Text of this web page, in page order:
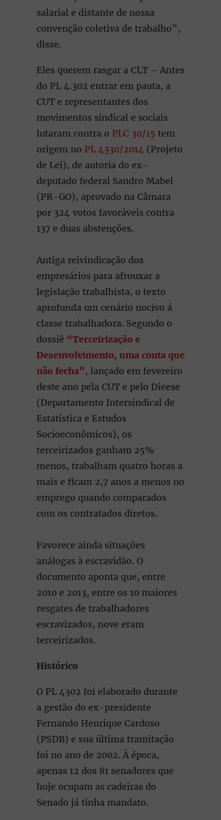
salarial e distante de nossa
convenção coletiva de trabalho”,
disse.
Eles querem rasgar a CLT – Antes
do PL 4.302 entrar em pauta, a
CUT e representantes dos
movimentos sindical e sociais
lutaram contra o PLC 30/15 tem
origem no PL 4330/2014 (Projeto
de Lei), de autoria do ex-
deputado federal Sandro Mabel
(PR-GO), aprovado na Câmara
por 324 votos favoráveis contra
137 e duas abstenções.
Antiga reivindicação dos
empresários para afrouxar a
legislação trabalhista, o texto
aprofunda um cenário nocivo á
classe trabalhadora. Segundo o
dossiê “Terceirização e
Desenvolvimento, uma conta que
não fecha”, lançado em fevereiro
deste ano pela CUT e pelo Dieese
(Departamento Intersindical de
Estatística e Estudos
Socioeconômicos), os
terceirizados ganham 25%
menos, trabalham quatro horas a
mais e ficam 2,7 anos a menos no
emprego quando comparados
com os contratados diretos.
Favorece ainda situações
análogas à escravidão. O
documento aponta que, entre
2010 e 2013, entre os 10 maiores
resgates de trabalhadores
escravizados, nove eram
terceirizados.
Histórico
O PL 4302 foi elaborado durante
a gestão do ex-presidente
Fernando Henrique Cardoso
(PSDB) e sua última tramitação
foi no ano de 2002. À época,
apenas 12 dos 81 senadores que
hoje ocupam as cadeiras do
Senado já tinha mandato.